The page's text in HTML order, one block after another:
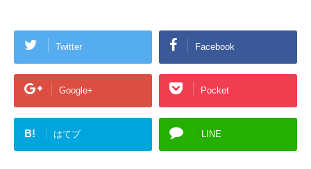
Twitter Facebook
Google+ Pocket
B! はてブ LINE